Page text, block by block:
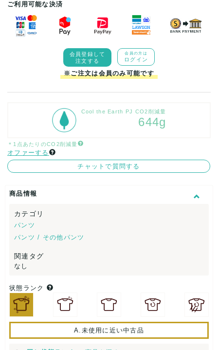
ご利用可能な決済
会員登録して
注文する
会員の方は
ログイン
※ご注文は会員のみ可能です
Cool the Earth PJ CO2削減量
644g
＊1点あたりのCO2削減量
オファーする
チャットで質問する
商品情報
カテゴリ
パンツ
パンツ / その他パンツ
関連タグ
なし
状態ランク
A.未使用に近い中古品